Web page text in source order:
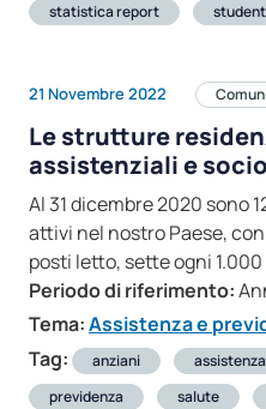
statistica report
21 Novembre 2022
Le strutture
assistenziali e
Al 31 dicembre 2020 sono
attivi nel nostro Paese,
posti letto, sette ogni
Periodo di riferimento:
Tema:Assistenza e
Tag:
anziani assistenza
previdenza
salute